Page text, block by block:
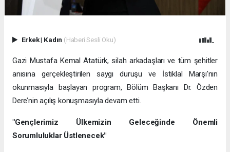
Erkek| Kadın (Haberi Sesli Oku)
Gazi Mustafa Kemal Atatürk, silah arkadaşları ve tüm şehitler
anısına gerçekleştirilen saygı duruşu ve İstiklal Marşı'nın
okunmasıyla başlayan program, Bölüm Başkanı Dr. Özden
Dere’nin açılış konuşmasıyla devam etti.
"Gençlerimiz Ülkemizin Geleceğinde Önemli
Sorumluluklar Üstlenecek"